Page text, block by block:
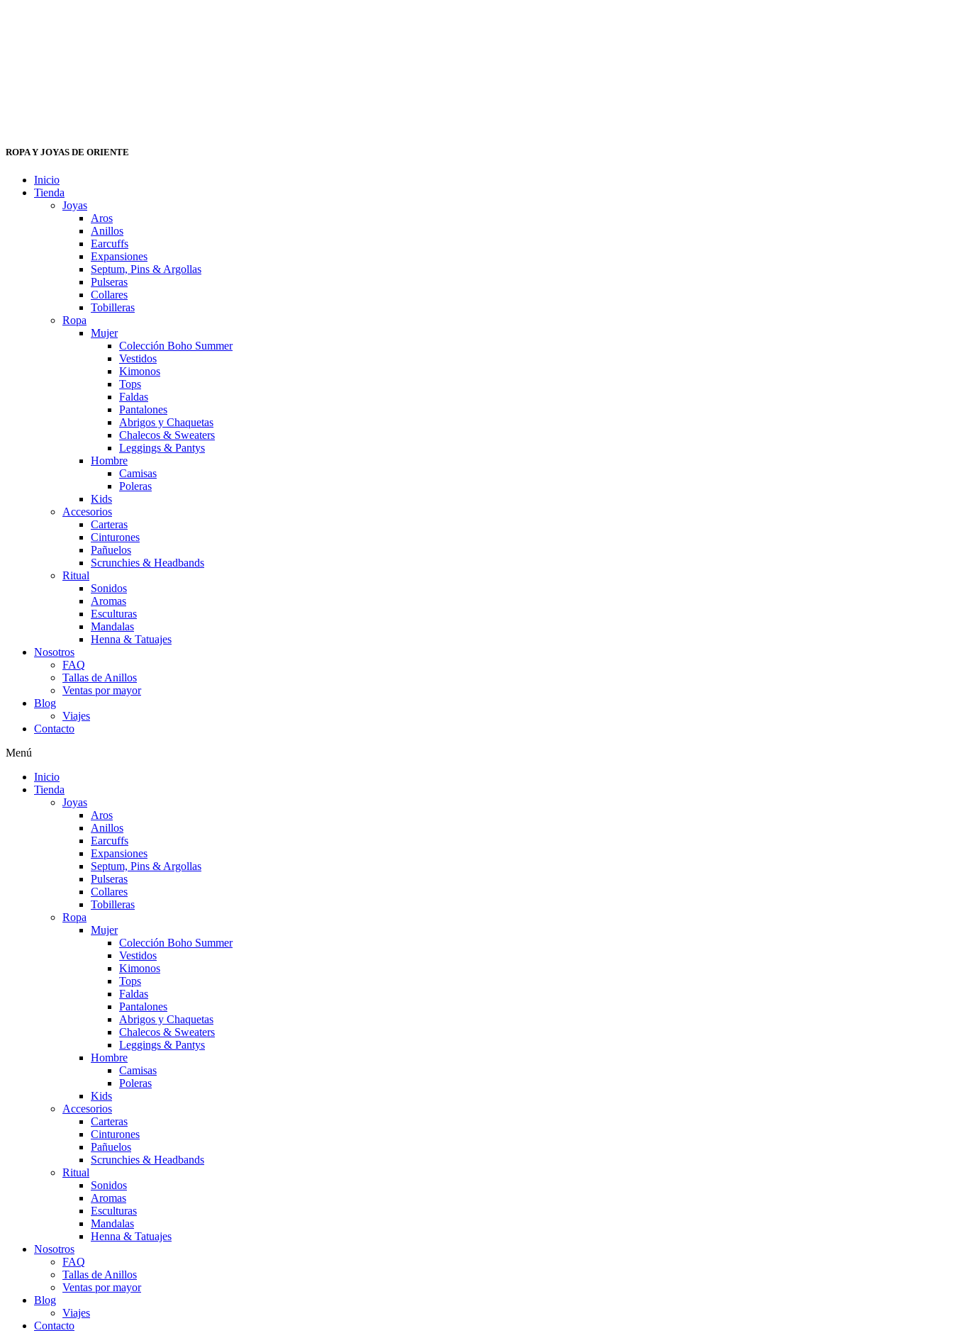
ROPA Y JOYAS DE ORIENTE
Inicio
Tienda
Joyas
Aros
Anillos
Earcuffs
Expansiones
Septum, Pins & Argollas
Pulseras
Collares
Tobilleras
Ropa
Mujer
Colección Boho Summer
Vestidos
Kimonos
Tops
Faldas
Pantalones
Abrigos y Chaquetas
Chalecos & Sweaters
Leggings & Pantys
Hombre
Camisas
Poleras
Kids
Accesorios
Carteras
Cinturones
Pañuelos
Scrunchies & Headbands
Ritual
Sonidos
Aromas
Esculturas
Mandalas
Henna & Tatuajes
Nosotros
FAQ
Tallas de Anillos
Ventas por mayor
Blog
Viajes
Contacto
Menú
Inicio
Tienda
Joyas
Aros
Anillos
Earcuffs
Expansiones
Septum, Pins & Argollas
Pulseras
Collares
Tobilleras
Ropa
Mujer
Colección Boho Summer
Vestidos
Kimonos
Tops
Faldas
Pantalones
Abrigos y Chaquetas
Chalecos & Sweaters
Leggings & Pantys
Hombre
Camisas
Poleras
Kids
Accesorios
Carteras
Cinturones
Pañuelos
Scrunchies & Headbands
Ritual
Sonidos
Aromas
Esculturas
Mandalas
Henna & Tatuajes
Nosotros
FAQ
Tallas de Anillos
Ventas por mayor
Blog
Viajes
Contacto